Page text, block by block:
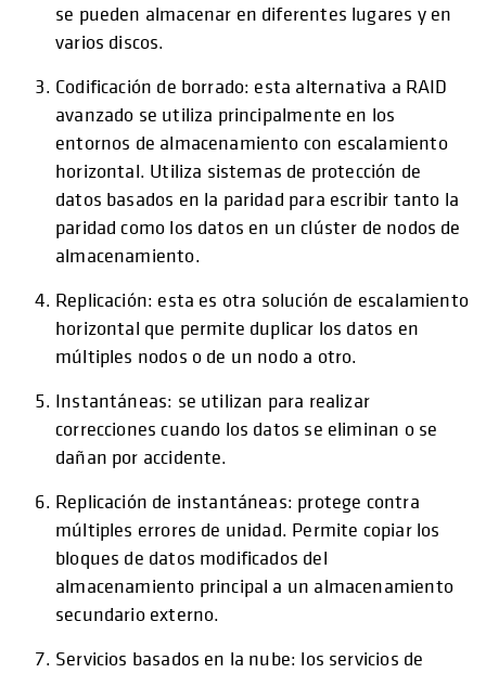
se pueden almacenar en diferentes lugares y en
varios discos.
Codificación de borrado: esta alternativa a RAID
avanzado se utiliza principalmente en los
entornos de almacenamiento con escalamiento
horizontal. Utiliza sistemas de protección de
datos basados en la paridad para escribir tanto la
paridad como los datos en un clúster de nodos de
almacenamiento.
Replicación: esta es otra solución de escalamiento
horizontal que permite duplicar los datos en
múltiples nodos o de un nodo a otro.
Instantáneas: se utilizan para realizar
correcciones cuando los datos se eliminan o se
dañan por accidente.
Replicación de instantáneas: protege contra
múltiples errores de unidad. Permite copiar los
bloques de datos modificados del
almacenamiento principal a un almacenamiento
secundario externo.
Servicios basados en la nube: los servicios de